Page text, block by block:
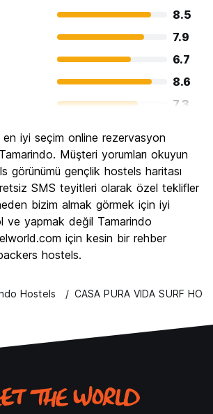
sahip olmak için Maps.me'yi de
translated from original language)
8.5
7.9
6.7
8.6
7.3
6.2
8.0
6.8
iyi seçim online rezervasyon
Müşteri yorumları okuyun
görünümü gençlik hostels haritası
SMS teyitleri olarak özel teklifler
bizim almak görmek için iyi
ve yapmak değil Tamarindo
için kesin bir rehber
hostels.
Hostels CASA PURA VIDA SURF